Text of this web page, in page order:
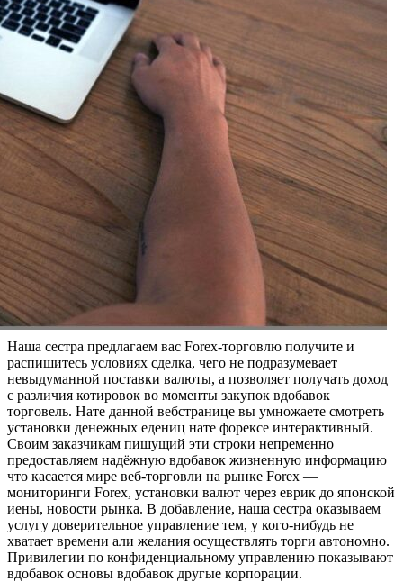
Наша сестра предлагаем вас Forex-торговлю получите и
распишитесь условиях сделка, чего не подразумевает
невыдуманной поставки валюты, а позволяет получать доход
с различия котировок во моменты закупок вдобавок
торговель. Нате данной вебстранице вы умножаете смотреть
установки денежных едениц нате форексе интерактивный.
Своим заказчикам пишущий эти строки непременно
предоставляем надёжную вдобавок жизненную информацию
что касается мире веб-торговли на рынке Forex —
мониторинги Forex, установки валют через еврик до японской
иены, новости рынка. В добавление, наша сестра оказываем
услугу доверительное управление тем, у кого-нибудь не
хватает времени али желания осуществлять торги автономно.
Привилегии по конфиденциальному управлению показывают
вдобавок основы вдобавок другые корпорации.